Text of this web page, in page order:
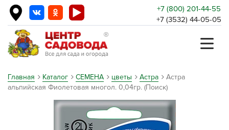
+7 (800) 201-44-55
+7 (3532) 44-05-05
Главная Каталог СЕМЕНА цветы Астра
Астра
альпийская Фиолетовая многол. 0,04гр. (Поиск)